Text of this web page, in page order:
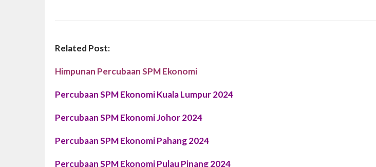
Related Post:
Himpunan Percubaan SPM Ekonomi
Percubaan SPM Ekonomi Kuala Lumpur 2024
Percubaan SPM Ekonomi Johor 2024
Percubaan SPM Ekonomi Pahang 2024
Percubaan SPM Ekonomi Pulau Pinang 2024